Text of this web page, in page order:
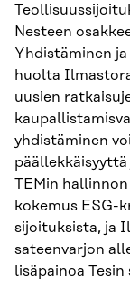
Nesteen
Yhdistäminen
huolta
uusien
yhdistäminen
TEMin
kokemus ESG-
sijoituksista, ja
sateenvarjon
lisäpainoa